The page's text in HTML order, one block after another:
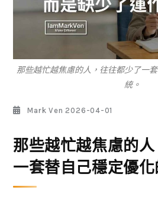
那些越忙越焦慮的人，往往都少了一
統。
Mark Ven 2026-04-01
那些越忙越焦慮的
一套替自己穩定優